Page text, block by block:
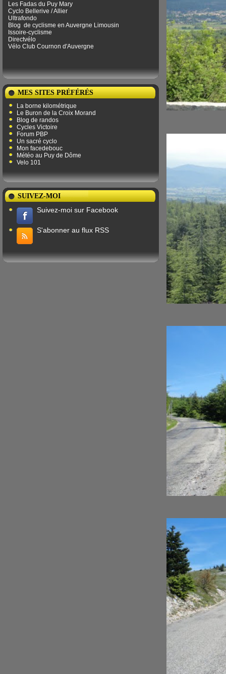
Les Fadas du Puy Mary
Cyclo Bellerive / Allier
Ultrafondo
Blog de ​​cyclisme en Auvergne Limousin
Issoire-cyclisme
Directvélo
Vélo Club Cournon d'Auvergne
MES SITES PRÉFÉRÉS
La borne kilométrique
Le Buron de la Croix Morand
Blog de randos
Cycles Victoire
Forum PBP
Un sacré cyclo
Mon facedebouc
Météo au Puy de Dôme
Velo 101
SUIVEZ-MOI
Suivez-moi sur Facebook
S'abonner au flux RSS